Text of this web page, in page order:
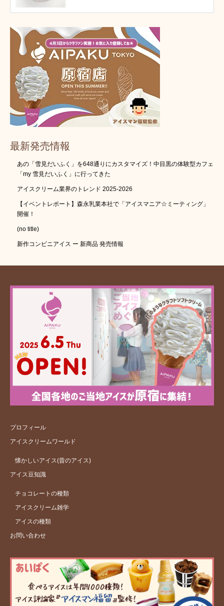
最新発売情報
あの「雪見だいふく」を648通りにカスタマイズ！中目黒の体験型カフェ
「my 雪見だいふく」に行ってきた
アイスクリーム業界のトレンド 2025-2026
【イベントレポート】森永乳業本社で「アイスマニア☆ミーティング」
開催！
(no title)
新作コンビニアイス ー 新商品 発売情報
プロフィール
アイスクリームワールド
懐かしいアイス(昔のアイス)
アイス豆知識
チョコレートの種類
アイスクリーム雑学
アイスの種類
お問い合わせ